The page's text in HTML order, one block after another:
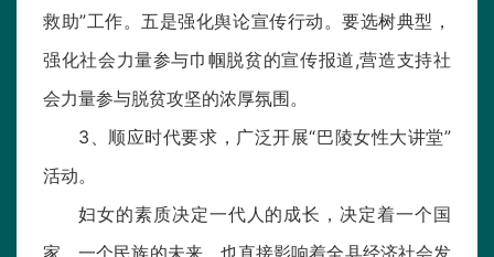
救助”工作。五是强化舆论宣传行动。要选树典型，
强化社会力量参与巾帼脱贫的宣传报道,营造支持社
会力量参与脱贫攻坚的浓厚氛围。
3、顺应时代要求，广泛开展“巴陵女性大讲堂”
活动。
妇女的素质决定一代人的成长，决定着一个国